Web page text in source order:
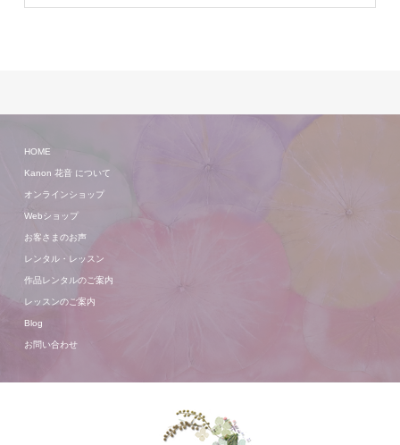
HOME
Kanon 花音 について
オンラインショップ
Webショップ
お客さまのお声
レンタル・レッスン
作品レンタルのご案内
レッスンのご案内
Blog
お問い合わせ